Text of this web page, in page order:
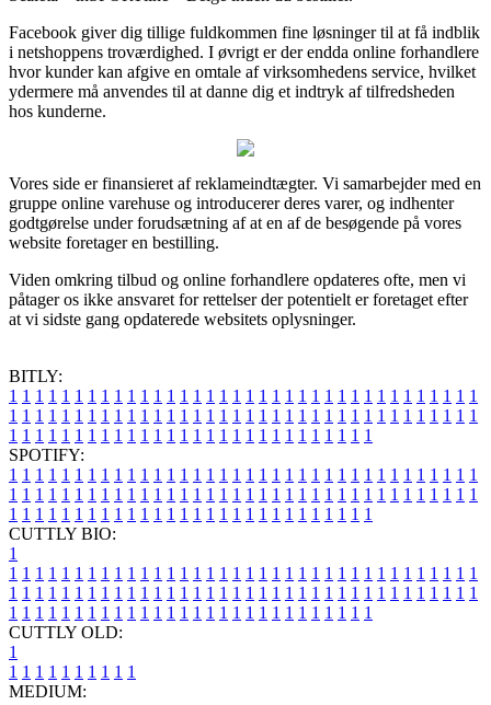
Facebook giver dig tillige fuldkommen fine løsninger til at få indblik
i netshoppens troværdighed. I øvrigt er der endda online forhandlere
hvor kunder kan afgive en omtale af virksomhedens service, hvilket
ydermere må anvendes til at danne dig et indtryk af tilfredsheden
hos kunderne.
Vores side er finansieret af reklameindtægter. Vi samarbejder med en
gruppe online varehuse og introducerer deres varer, og indhenter
godtgørelse under forudsætning af at en af de besøgende på vores
website foretager en bestilling.
Viden omkring tilbud og online forhandlere opdateres ofte, men vi
påtager os ikke ansvaret for rettelser der potentielt er foretaget efter
at vi sidste gang opdaterede websitets oplysninger.
BITLY:
1 1 1 1 1 1 1 1 1 1 1 1 1 1 1 1 1 1 1 1 1 1 1 1 1 1 1 1 1 1 1 1 1 1 1 1
1 1 1 1 1 1 1 1 1 1 1 1 1 1 1 1 1 1 1 1 1 1 1 1 1 1 1 1 1 1 1 1 1 1 1 1
1 1 1 1 1 1 1 1 1 1 1 1 1 1 1 1 1 1 1 1 1 1 1 1 1 1 1 1
SPOTIFY:
1 1 1 1 1 1 1 1 1 1 1 1 1 1 1 1 1 1 1 1 1 1 1 1 1 1 1 1 1 1 1 1 1 1 1 1
1 1 1 1 1 1 1 1 1 1 1 1 1 1 1 1 1 1 1 1 1 1 1 1 1 1 1 1 1 1 1 1 1 1 1 1
1 1 1 1 1 1 1 1 1 1 1 1 1 1 1 1 1 1 1 1 1 1 1 1 1 1 1 1
CUTTLY BIO:
1
1 1 1 1 1 1 1 1 1 1 1 1 1 1 1 1 1 1 1 1 1 1 1 1 1 1 1 1 1 1 1 1 1 1 1 1
1 1 1 1 1 1 1 1 1 1 1 1 1 1 1 1 1 1 1 1 1 1 1 1 1 1 1 1 1 1 1 1 1 1 1 1
1 1 1 1 1 1 1 1 1 1 1 1 1 1 1 1 1 1 1 1 1 1 1 1 1 1 1 1
CUTTLY OLD:
1
1 1 1 1 1 1 1 1 1 1
MEDIUM: